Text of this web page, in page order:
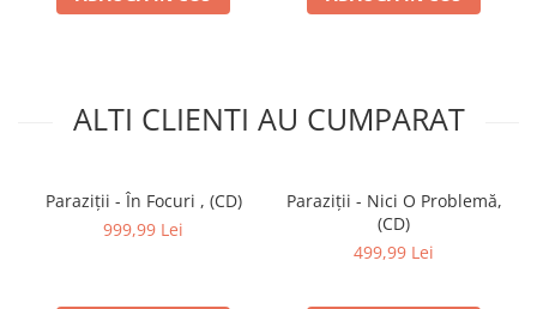
ALTI CLIENTI AU CUMPARAT
Paraziții - În Focuri , (CD)
999,99 Lei
Paraziții - Nici O Problemă,
(CD)
499,99 Lei